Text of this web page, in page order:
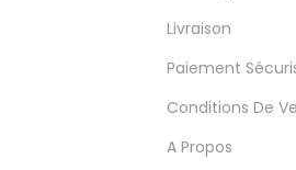
Livraison
Paiement
Conditions De
A Propos